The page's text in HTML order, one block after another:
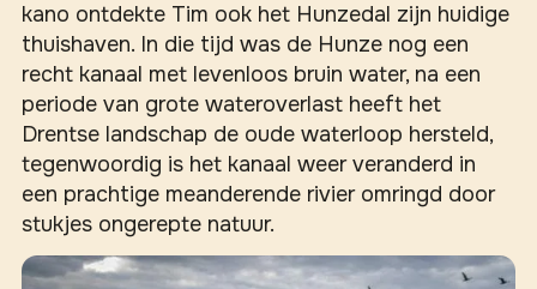
kano ontdekte Tim ook het Hunzedal zijn huidige
thuishaven. In die tijd was de Hunze nog een
recht kanaal met levenloos bruin water, na een
periode van grote wateroverlast heeft het
Drentse landschap de oude waterloop hersteld,
tegenwoordig is het kanaal weer veranderd in
een prachtige meanderende rivier omringd door
stukjes ongerepte natuur.